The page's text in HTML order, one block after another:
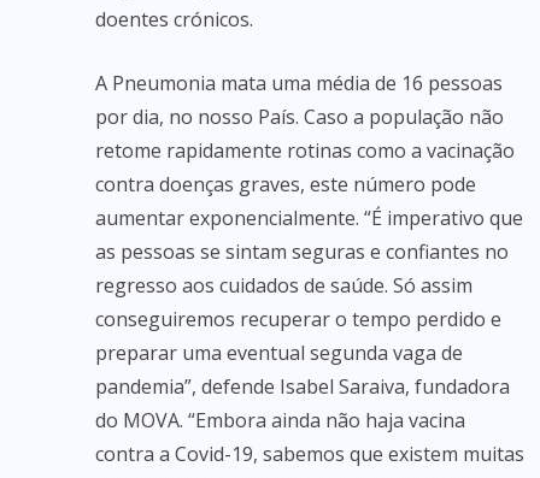
doentes crónicos.
A Pneumonia mata uma média de 16 pessoas
por dia, no nosso País. Caso a população não
retome rapidamente rotinas como a vacinação
contra doenças graves, este número pode
aumentar exponencialmente. “É imperativo que
as pessoas se sintam seguras e confiantes no
regresso aos cuidados de saúde. Só assim
conseguiremos recuperar o tempo perdido e
preparar uma eventual segunda vaga de
pandemia”, defende Isabel Saraiva, fundadora
do MOVA. “Embora ainda não haja vacina
contra a Covid-19, sabemos que existem muitas